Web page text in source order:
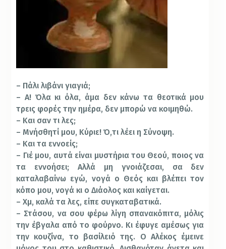
– Πάλι λιβάνι γιαγιά;
– Α! Όλα κι όλα, άμα δεν κάνω τα θεοτικά μου
τρεις φορές την ημέρα, δεν μπορώ να κοιμηθώ.
– Και σαν τι λες;
– Μνήσθητί μου, Κύριε! Ό,τι λέει η Σύνοψη.
– Και τα εννοείς;
– Γιέ μου, αυτά είναι μυστήρια του Θεού, ποιος να
τα εννοήσει; Αλλά μη γνοιάζεσαι, σα δεν
καταλαβαίνω εγώ, νογά ο Θεός και βλέπει τον
κόπο μου, νογά κι ο Διάολος και καίγεται.
– Χμ, καλά τα λες, είπε συγκαταβατικά.
– Στάσου, να σου φέρω λίγη σπανακόπιτα, μόλις
την έβγαλα από το φούρνο. Κι έφυγε αμέσως για
την κουζίνα, το βασίλειό της. Ο Αλέκος έμεινε